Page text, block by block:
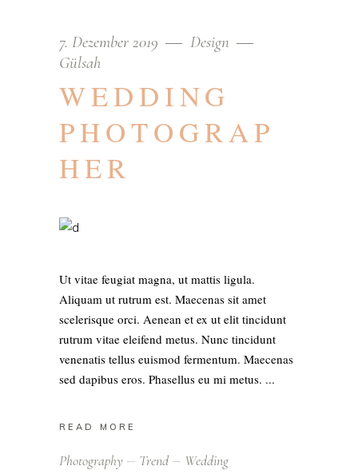
7. Dezember 2019
Design
Gülsah
WEDDING
PHOTOGRAP
HER
Ut vitae feugiat magna, ut mattis ligula.
Aliquam ut rutrum est. Maecenas sit amet
scelerisque orci. Aenean et ex ut elit tincidunt
rutrum vitae eleifend metus. Nunc tincidunt
venenatis tellus euismod fermentum. Maecenas
sed dapibus eros. Phasellus eu mi metus.
READ MORE
Photography Trend Wedding